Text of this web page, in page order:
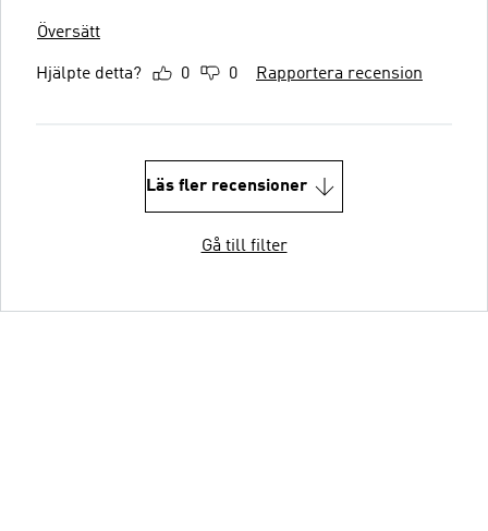
Översätt
Hjälpte detta? 0 0 Rapportera recension
Läs fler recensioner
Gå till filter